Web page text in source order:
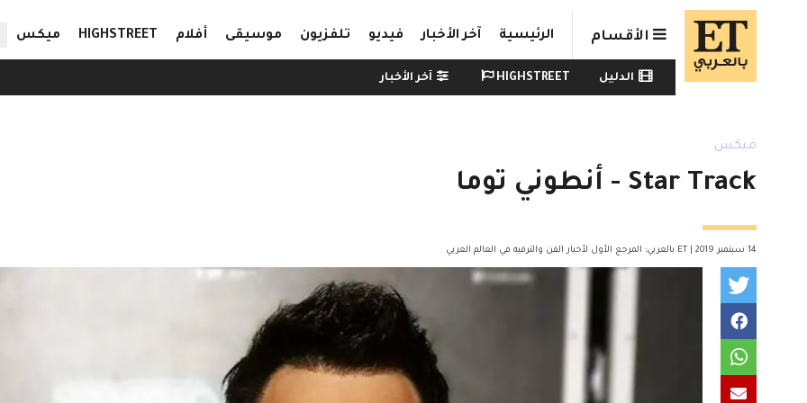
Skip to main content
الأقسام الرئيسية آخر الأخبار فيديو تلفزيون موسيقى أفلام HIGHSTREET ميكس
Watch menu
الدليل HIGHSTREET آخر الأخبار
ميكس
Star Track - أنطوني توما
14 سبتمبر 2019 | ET بالعربي: المرجع الأول لأخبار الفن والترفيه في العالم العربي